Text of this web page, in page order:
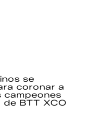
se
coronar a
campeones
de BTT XCO